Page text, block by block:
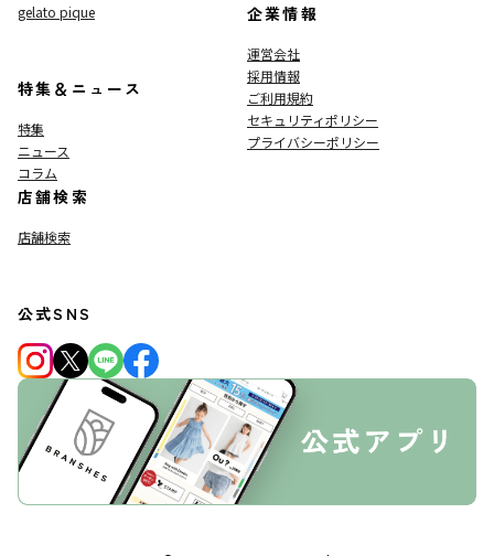
gelato pique
特集＆ニュース
特集
ニュース
コラム
店舗検索
店舗検索
企業情報
運営会社
採用情報
ご利用規約
セキュリティポリシー
プライバシーポリシー
公式SNS